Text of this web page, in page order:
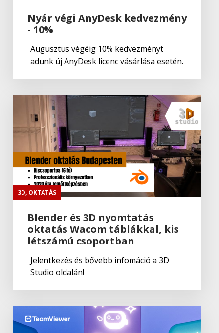
Autodesk
Autodesk
Autodesk Civil 3D
Autodesk AutoCAD
Autodesk
Autodesk Revit
Nyár végi AnyDesk kedvezmény
- 10%
Augusztus végéig 10% kedvezményt
adunk új AnyDesk licenc vásárlása esetén.
3D, OKTATÁS
Blender és 3D nyomtatás
oktatás Wacom táblákkal, kis
létszámú csoportban
Jelentkezés és bővebb infomáció a 3D
Studio oldalán!